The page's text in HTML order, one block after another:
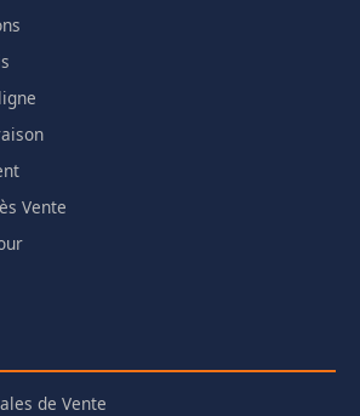
Vente
de Vente